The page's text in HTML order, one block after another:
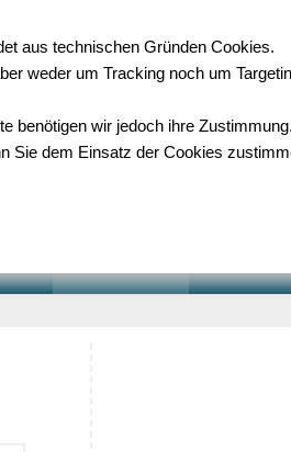
aus technischen Gründen Cookies.
weder um Tracking noch um
benötigen wir jedoch ihre
Sie dem Einsatz der Cookies